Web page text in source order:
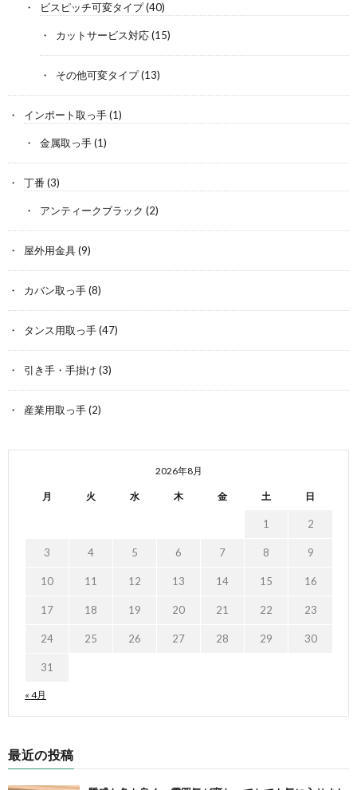
ビスピッチ可変タイプ(40)
カットサービス対応(15)
その他可変タイプ(13)
インポート取っ手(1)
金属取っ手(1)
丁番 (3)
アンティークブラック (2)
屋外用金具(9)
カバン取っ手(8)
タンス用取っ手(47)
引き手・手掛け (3)
産業用取っ手(2)
2026年8月
月 火 水 木 金 土 日
« 4月
1 2
3 4 5 6 7 8 9
10 11 12 13 14 15 16
17 18 19 20 21 22 23
24 25 26 27 28 29 30
31
最近の投稿